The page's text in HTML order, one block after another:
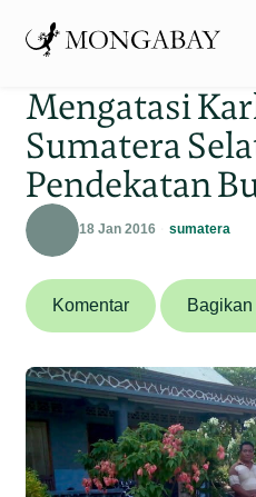
Mengatasi
Sumatera
Pendekatan
18 Jan 2016 sumatera
Komentar